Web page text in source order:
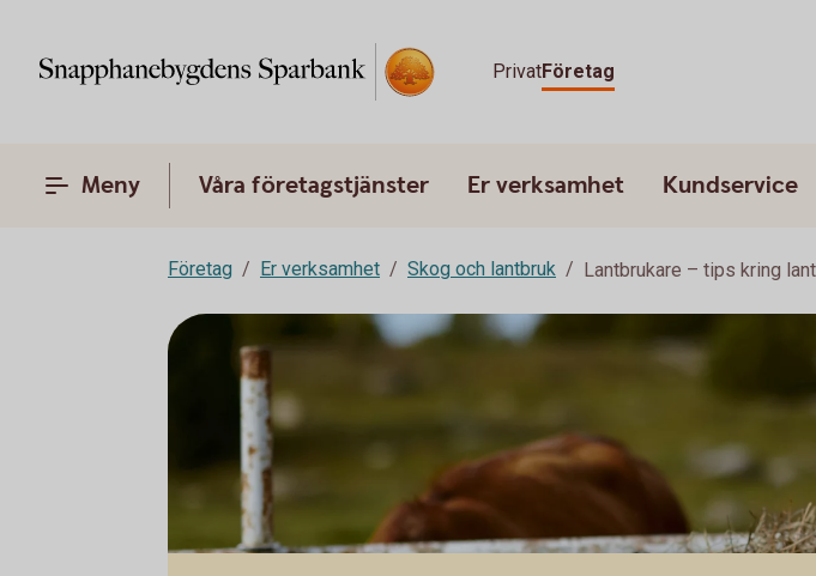
PrivatFöretag
Meny Våra företagstjänster Er verksamhet Kundservice
Företag Er verksamhet Skog och lantbruk Lantbrukare – tips kring